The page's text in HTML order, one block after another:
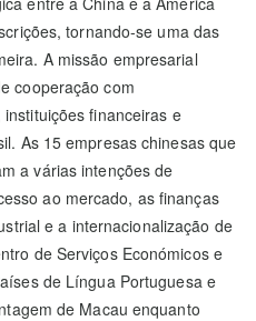
tornando-se uma das
A missão empresarial
cooperação com
financeiras e
As 15 empresas chinesas que
a várias intenções de
ao mercado, as finanças
e a internacionalização de
de Serviços Económicos e
de Língua Portuguesa e
de Macau enquanto